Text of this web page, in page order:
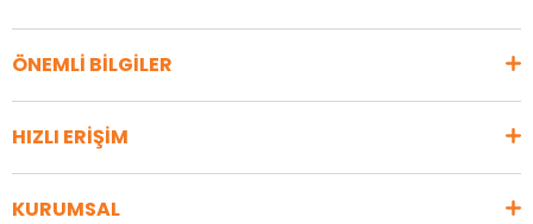
ÖNEMLİ BİLGİLER
HIZLI ERİŞİM
KURUMSAL